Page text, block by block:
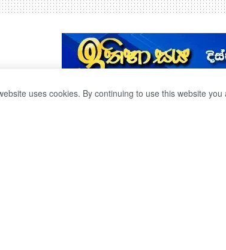
uses cookies. By continuing to use this website